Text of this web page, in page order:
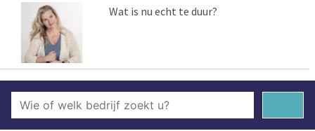
Wat is nu echt te duur?